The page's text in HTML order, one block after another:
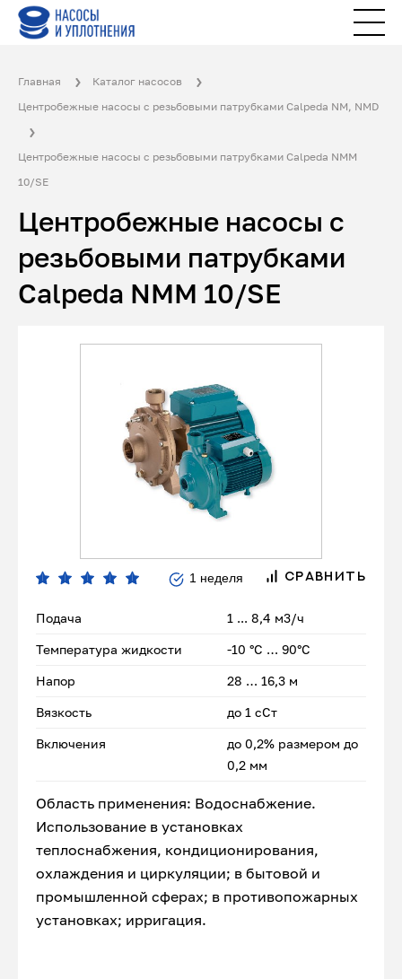
Главная
Каталог насосов
Центробежные насосы с резьбовыми патрубками Calpeda NM, NMD
Центробежные насосы с резьбовыми патрубками Calpeda NMM
10/SE
Центробежные насосы с
резьбовыми патрубками
Calpeda NMM 10/SE
1 неделя СРАВНИТЬ
Подача 1 ... 8,4 м3/ч
Температура жидкости -10 °C … 90°C
Напор 28 … 16,3 м
Вязкость до 1 сСт
Включения
до 0,2% размером до
0,2 мм
Область применения: Водоснабжение.
Использование в установках
теплоснабжения, кондиционирования,
охлаждения и циркуляции; в бытовой и
промышленной сферах; в противопожарных
установках; ирригация.